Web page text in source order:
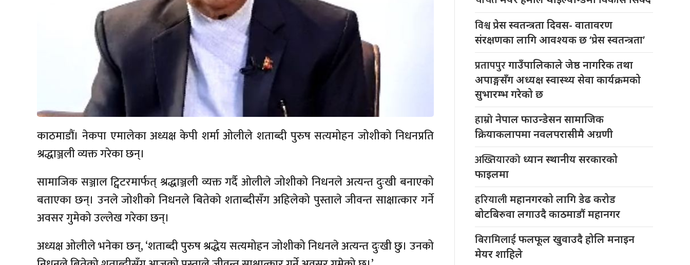
काठमाडौं। नेकपा एमालेका अध्यक्ष केपी शर्मा ओलीले शताब्दी पुरुष सत्यमोहन जोशीको निधनप्रति
श्रद्धाञ्जली व्यक्त गरेका छन्।
सामाजिक सञ्जाल ट्विटरमार्फत् श्रद्धाञ्जली व्यक्त गर्दै ओलीले जोशीको निधनले अत्यन्त दुःखी बनाएको
बताएका छन्। उनले जोशीको निधनले बितेको शताब्दीसँग अहिलेको पुस्ताले जीवन्त साक्षात्कार गर्ने
अवसर गुमेको उल्लेख गरेका छन्।
अध्यक्ष ओलीले भनेका छन्, ‘शताब्दी पुरुष श्रद्धेय सत्यमोहन जोशीको निधनले अत्यन्त दुःखी छु। उनको
विश्वप्रेस स्वतन्त्रता दिवस- वातावरण
संरक्षणका लागि आवश्यक छ ‘प्रेस स्वतन्त्रता’
प्रतापपुरगाउँपालिकाले जेष्ठ नागरिक तथा
अपाङ्गसँग अध्यक्ष स्वास्थ्य सेवा कार्यक्रमको
सुभारम्भ गरेको छ
हाम्रोनेपाल फाउन्डेसन सामाजिक
क्रियाकलापमा नवलपरासीमै अग्रणी
अख्तियारको ध्यान स्थानीय सरकारको
फाइलमा
हरियालीमहानगरको लागि डेढ करोड
बोटबिरुवा लगाउदै काठमाडौं महानगर
बिरामिलाईफलफूल खुवाउदै होलि मनाइन
मेयर शाहिले